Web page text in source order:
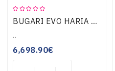
OUTLET
BUGARI EVO HARIA B55 SILK BLACK
..
6,698.90€